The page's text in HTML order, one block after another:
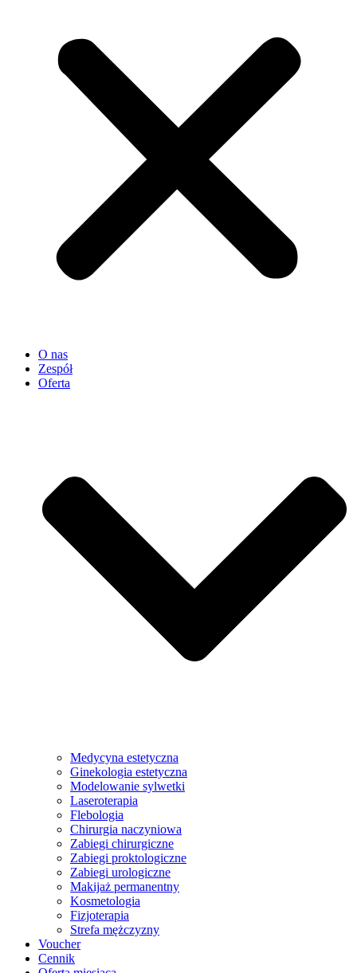
O nas
Zespół
Oferta
Medycyna estetyczna
Ginekologia estetyczna
Modelowanie sylwetki
Laseroterapia
Flebologia
Chirurgia naczyniowa
Zabiegi chirurgiczne
Zabiegi proktologiczne
Zabiegi urologiczne
Makijaż permanentny
Kosmetologia
Fizjoterapia
Strefa mężczyzny
Voucher
Cennik